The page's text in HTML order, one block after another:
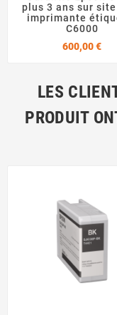
plus 3 ans sur
imprimante
C6000
600,00 €Prix
LES
PRODUIT